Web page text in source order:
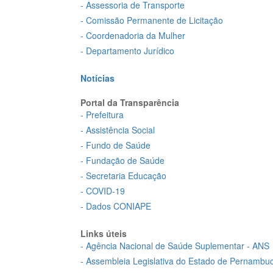
- Assessoria de Transporte
- Comissão Permanente de Licitação
- Coordenadoria da Mulher
- Departamento Jurídico
Notícias
Portal da Transparência
- Prefeitura
- Assistência Social
- Fundo de Saúde
- Fundação de Saúde
- Secretaria Educação
- COVID-19
- Dados CONIAPE
Links úteis
- Agência Nacional de Saúde Suplementar - ANS
- Assembleia Legislativa do Estado de